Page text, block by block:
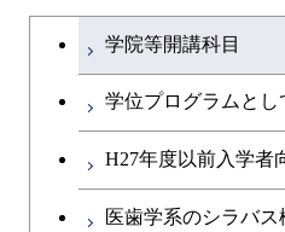
初年次専門科
文系教養科目
英語科目
第二外国語科
学士課程を切り替える
学院等開講科目
学位プログラムと
H27年度以前入学者
医歯学系のシラバス